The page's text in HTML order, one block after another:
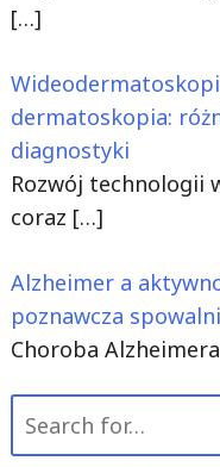
[…]
dermatoskopia:
diagnostyki
Rozwój technologii
coraz […]
Alzheimer a
poznawcza
Choroba
for: